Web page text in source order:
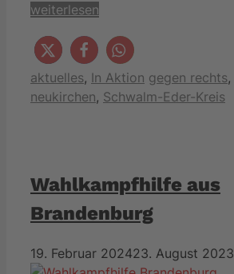
weiterlesen
Kategorien
aktuelles, In Aktion Schlagwörter
gegen rechts,
neukirchen, Schwalm-Eder-Kreis
Wahlkampfhilfe aus
Brandenburg
19. Februar 202423. August 2023